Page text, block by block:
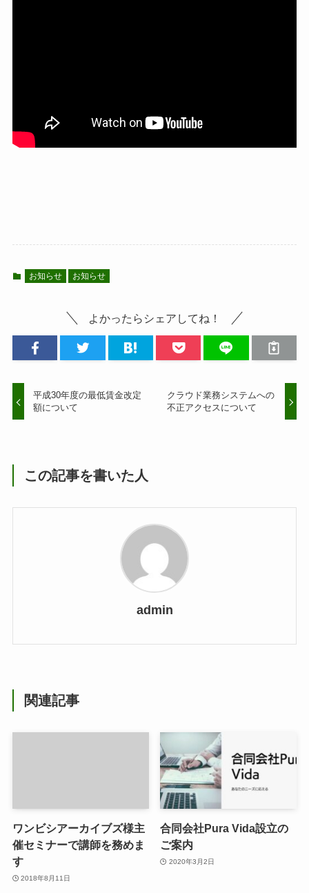
お知らせ お知らせ
よかったらシェアしてね！
平成30年度の最低賃金改定
額について
クラウド業務システムへの
不正アクセスについて
この記事を書いた人
admin
関連記事
ワンビシアーカイブズ様主
催セミナーで講師を務めま
す
2018年8月11日
合同会社Pura Vida設立の
ご案内
2020年3月2日